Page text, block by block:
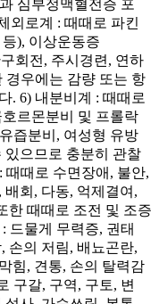
심부정맥혈전증 포
외로계 : 때때로 파킨
), 이상운동증
회전, 주시경련, 연하
경우에는 감량 또는 항
. 6) 내분비계 : 때때로
르몬분비 및 프롤락
즙분비, 여성형 유방
있으므로 충분히 관찰
때때로 수면장애, 불안,
회, 다동, 억제결여,
한 때때로 조전 및 조증
드물게 무력증, 권태
손의 저림, 배뇨곤란,
힘, 견통, 손의 탈력감
구갈, 구역, 구토, 변